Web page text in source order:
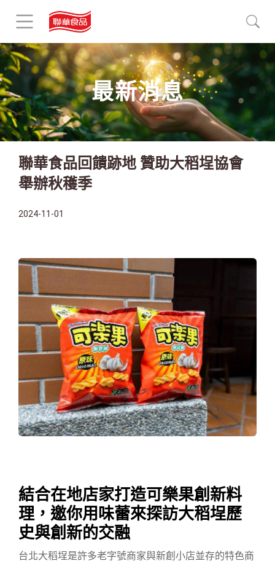
最新消息
聯華食品回饋跡地 贊助大稻埕協會
舉辦秋穫季
2024-11-01
結合在地店家打造可樂果創新料
理，邀你用味蕾來探訪大稻埕歷
史與創新的交融
台北大稻埕是許多老字號商家與新創小店並存的特色商